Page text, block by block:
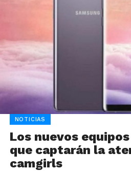
NOTICIAS
Los nuevos
que captarán la
camgirls